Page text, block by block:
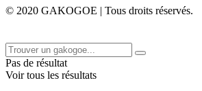
© 2020 GAKOGOE | Tous droits réservés.
Pas de résultat
Voir tous les résultats